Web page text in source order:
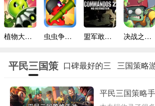
植物大战僵尸mini版 虫虫争霸战联机版 盟军敢死队2高清重制版 决战之地内置菜单
平民三国策
略手游
口碑最好的三 三国策略
平民三国策略